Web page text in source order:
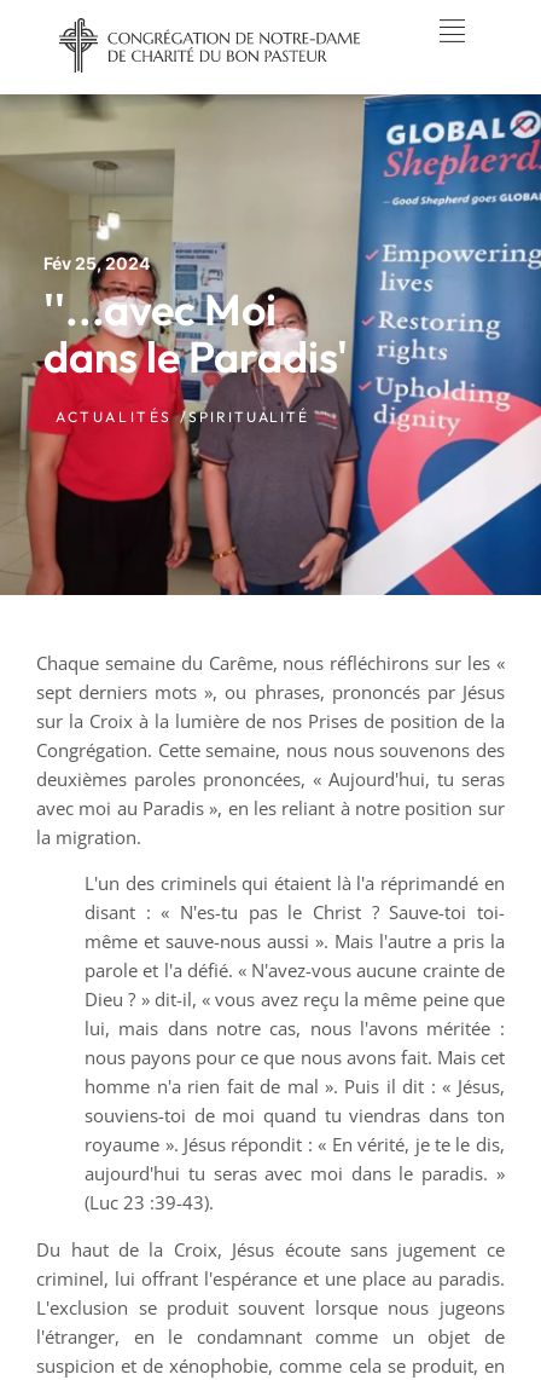
Fév 25, 2024
''...avec Moi
dans le Paradis'
ACTUALITÉS /SPIRITUALITÉ
Chaque semaine du Carême, nous réfléchirons sur les «
sept derniers mots », ou phrases, prononcés par Jésus
sur la Croix à la lumière de nos Prises de position de la
Congrégation. Cette semaine, nous nous souvenons des
deuxièmes paroles prononcées, « Aujourd'hui, tu seras
avec moi au Paradis », en les reliant à notre position sur
la migration.
L'un des criminels qui étaient là l'a réprimandé en
disant : « N'es-tu pas le Christ ? Sauve-toi toi-
même et sauve-nous aussi ». Mais l'autre a pris la
parole et l'a défié. « N'avez-vous aucune crainte de
Dieu ? » dit-il, « vous avez reçu la même peine que
lui, mais dans notre cas, nous l'avons méritée :
nous payons pour ce que nous avons fait. Mais cet
homme n'a rien fait de mal ». Puis il dit : « Jésus,
souviens-toi de moi quand tu viendras dans ton
royaume ». Jésus répondit : « En vérité, je te le dis,
aujourd'hui tu seras avec moi dans le paradis. »
(Luc 23 :39-43).
Du haut de la Croix, Jésus écoute sans jugement ce
criminel, lui offrant l'espérance et une place au paradis.
L'exclusion se produit souvent lorsque nous jugeons
l'étranger, en le condamnant comme un objet de
suspicion et de xénophobie, comme cela se produit, en